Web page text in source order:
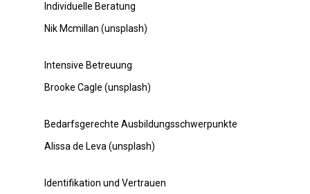
Individuelle Beratung
Nik Mcmillan (unsplash)
Intensive Betreuung
Brooke Cagle (unsplash)
Bedarfsgerechte Ausbildungsschwerpunkte
Alissa de Leva (unsplash)
Identifikation und Vertrauen